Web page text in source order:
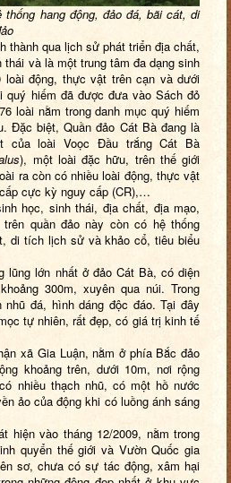
thống hang động, đảo đá, bãi cát, di
thành qua lịch sử phát triển địa chất,
và là một trung tâm đa dạng sinh
loài động, thực vật trên cạn và dưới
quý hiếm đã được đưa vào Sách đỏ
loài nằm trong danh mục quý hiếm
Đặc biệt, Quần đảo Cát Bà đang là
của loài Voọc Đầu trắng Cát Bà
), một loài đặc hữu, trên thế giới
ra còn có nhiều loài động, thực vật
cực kỳ nguy cấp (CR),…
học, sinh thái, địa chất, địa mạo,
quần đảo này còn có hệ thống
di tích lịch sử và khảo cổ, tiêu biểu
lũng lớn nhất ở đảo Cát Bà, có diện
300m, xuyên qua núi. Trong
nhũ đá, hình dáng độc đáo. Tại đây
tự nhiên, rất đẹp, có giá trị kinh tế
xã Gia Luận, nằm ở phía Bắc đảo
khoảng trên, dưới 10m, nơi rộng
nhiều thạch nhũ, có một hồ nước
ảo của động khi có luồng ánh sáng
hiện vào tháng 12/2009, nằm trong
quyển thế giới và Vườn Quốc gia
sơ, chưa có sự tác động, xâm hại